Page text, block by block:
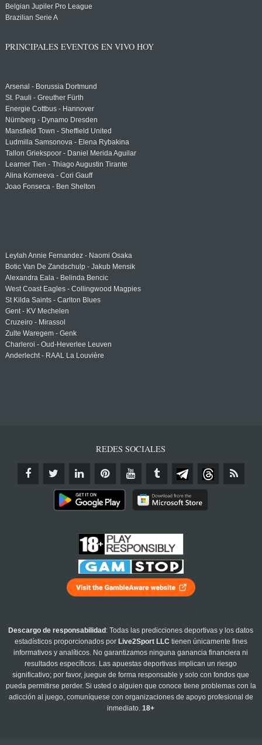
Belgian Jupiler Pro League
Brazilian Serie A
PRINCIPALES EVENTOS EN VIVO HOY
Arsenal - Borussia Dortmund
St. Pauli - Greuther Fürth
Energie Cottbus - Hannover
Nürnberg - Dynamo Dresden
Mansfield Town - Sheffield United
Ludmilla Samsonova - Elena Rybakina
Tallon Griekspoor - Daniel Merida Aguilar
Learner Tien - Thiago Augustin Tirante
Alina Korneeva - Cori Gauff
Joao Fonseca - Ben Shelton
Leylah Annie Fernandez - Naomi Osaka
Botic Van De Zandschulp - Jakub Mensik
Alexandra Eala - Belinda Bencic
West Coast Eagles - Collingwood Magpies
St Kilda Saints - Carlton Blues
Gent - KV Mechelen
Cruzeiro - Mirassol
Zulte Waregem - Genk
Charleroi - Oud-Heverlee Leuven
Anderlecht - RAAL La Louvière
REDES SOCIALES
Descargo de responsabilidad : Todas las predicciones deportivas y los datos
estadísticos proporcionados por Live2Sport LLC tienen únicamente fines
informativos y analíticos. No garantizamos ninguna ganancia financiera ni
resultados específicos. Las apuestas deportivas implican un riesgo
significativo; por favor, juegue de forma responsable y solo con fondos que
pueda permitirse perder. Si usted o alguien que conoce tiene problemas con la
adicción al juego, comuníquese con organizaciones de apoyo profesional de
inmediato.18+